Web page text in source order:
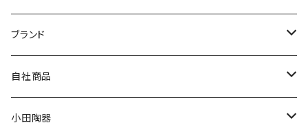
マグ＆カップ
プレート
ボウル
ムーミン
80th記念アイテム
リトルミイの日記念アイテム
MOOMIN ANIMATION
スヌーピー
ブランド
LA AMYS(エミーズ)
LISA LARSON(リサラーソン)
自社商品
ねこ企画
小田陶器